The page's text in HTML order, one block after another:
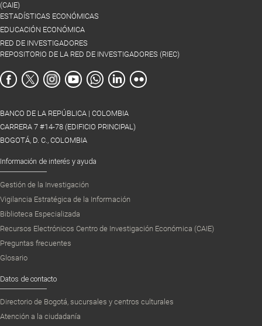
(CAIE)
ESTADÍSTICAS ECONÓMICAS
EDUCACIÓN ECONÓMICA
RED DE INVESTIGADORES
REPOSITORIO DE LA RED DE INVESTIGADORES (RIEC)
BANCO DE LA REPÚBLICA | COLOMBIA
CARRERA 7 #14-78 (EDIFICIO PRINCIPAL)
BOGOTÁ, D. C., COLOMBIA
Información de interés y ayuda
Gestión de la Investigación
Vigilancia Estratégica de la Información
Biblioteca Especializada
Recursos Electrónicos Centro de Investigación Económica (CAIE)
Preguntas frecuentes
Glosario
Datos de contacto
Directorio de Bogotá, sucursales y centros culturales
Atención a la ciudadanía